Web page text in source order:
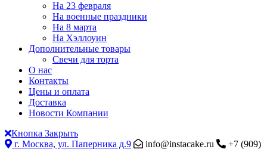
На 23 февраля
На военные праздники
На 8 марта
На Хэллоуин
Дополнительные товары
Свечи для торта
О нас
Контакты
Цены и оплата
Доставка
Новости Компании
Кнопка Закрыть
г. Москва, ул. Паперника д.9
info@instacake.ru
+7 (909)